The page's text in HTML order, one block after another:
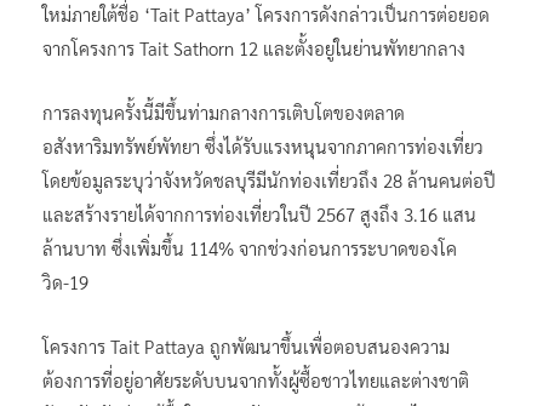
ใหม่ภายใต้ชื่อ ‘Tait Pattaya’ โครงการดังกล่าวเป็นการต่อยอด
จากโครงการ Tait Sathorn 12 และตั้งอยู่ในย่านพัทยากลาง
การลงทุนครั้งนี้มีขึ้นท่ามกลางการเติบโตของตลาด
อสังหาริมทรัพย์พัทยา ซึ่งได้รับแรงหนุนจากภาคการท่องเที่ยว
โดยข้อมูลระบุว่าจังหวัดชลบุรีมีนักท่องเที่ยวถึง 28 ล้านคนต่อปี
และสร้างรายได้จากการท่องเที่ยวในปี 2567 สูงถึง 3.16 แสน
ล้านบาท ซึ่งเพิ่มขึ้น 114% จากช่วงก่อนการระบาดของโค
วิด-19
โครงการ Tait Pattaya ถูกพัฒนาขึ้นเพื่อตอบสนองความ
ต้องการที่อยู่อาศัยระดับบนจากทั้งผู้ซื้อชาวไทยและต่างชาติ